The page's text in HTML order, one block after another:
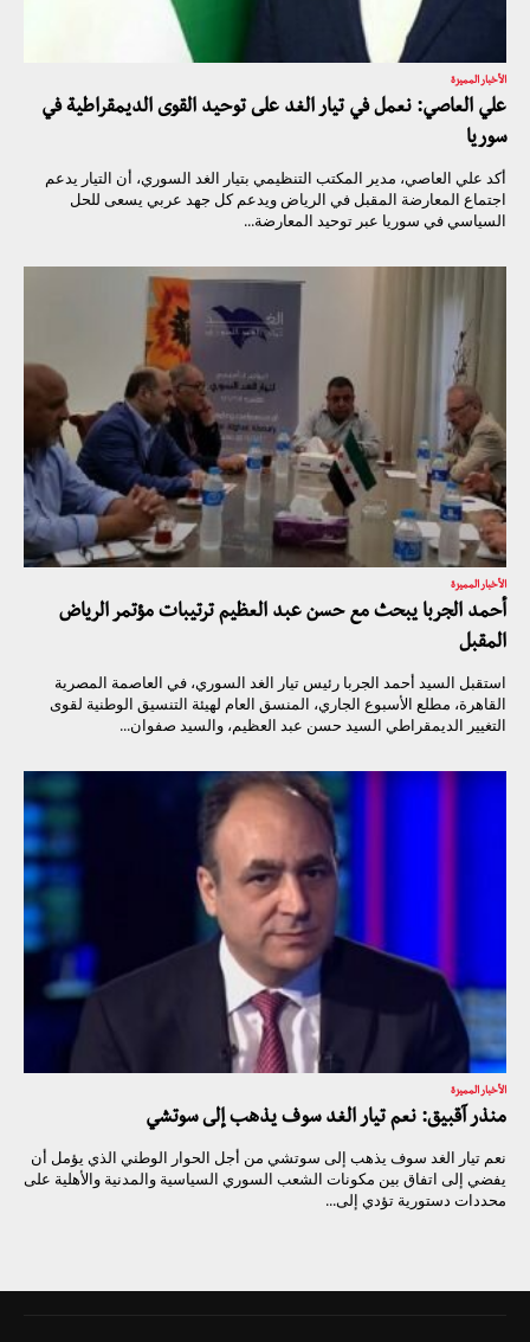
الأخبار المميزة
علي العاصي: نعمل في تيار الغد على توحيد القوى الديمقراطية في
سوريا
أكد علي العاصي، مدير المكتب التنظيمي بتيار الغد السوري، أن التيار يدعم
اجتماع المعارضة المقبل في الرياض ويدعم كل جهد عربي يسعى للحل
السياسي في سوريا عبر توحيد المعارضة...
الأخبار المميزة
أحمد الجربا يبحث مع حسن عبد العظيم ترتيبات مؤتمر الرياض
المقبل
استقبل السيد أحمد الجربا رئيس تيار الغد السوري، في العاصمة المصرية
القاهرة، مطلع الأسبوع الجاري، المنسق العام لهيئة التنسيق الوطنية لقوى
التغيير الديمقراطي السيد حسن عبد العظيم، والسيد صفوان...
الأخبار المميزة
منذر آقبيق: نعم تيار الغد سوف يذهب إلى سوتشي
نعم تيار الغد سوف يذهب إلى سوتشي من أجل الحوار الوطني الذي يؤمل أن
يفضي إلى اتفاق بين مكونات الشعب السوري السياسية والمدنية والأهلية على
محددات دستورية تؤدي إلى...